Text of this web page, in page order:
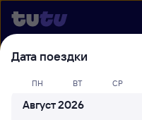
Выберите день,
билеты Уфа —
22 года работаем для
Дата поездки
ПН ВТ СР
Август 2026